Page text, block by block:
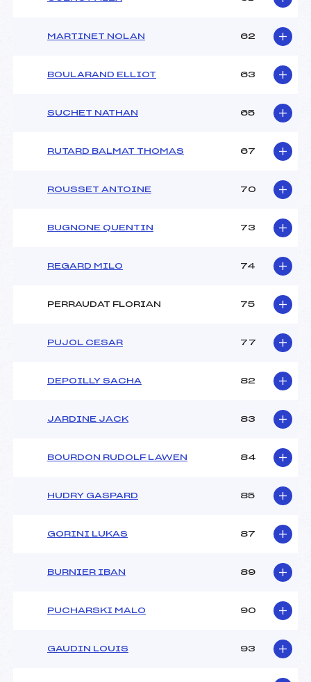
MARTINET NOLAN 62
BOULARAND ELLIOT 63
SUCHET NATHAN 65
RUTARD BALMAT THOMAS 67
ROUSSET ANTOINE 70
BUGNONE QUENTIN 73
REGARD MILO 74
PERRAUDAT FLORIAN 75
PUJOL CESAR 77
DEPOILLY SACHA 82
JARDINE JACK 83
BOURDON RUDOLF LAWEN 84
HUDRY GASPARD 85
GORINI LUKAS 87
BURNIER IBAN 89
PUCHARSKI MALO 90
GAUDIN LOUIS 93